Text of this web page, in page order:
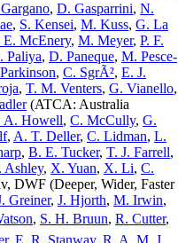
, D. Gasparrini, N.
, S. Kensei, M. Kuss, G. La
E. McEnery, M. Meyer, P. F.
Paliya, D. Paneque, M. Pesce-
, C. SgrÃ², E. J.
, T. M. Venters, G. Vianello,
(ATCA: Australia
A. Howell, C. McCully, G.
, A. T. Deller, C. Lidman, L.
, B. E. Tucker, T. J. Farrell,
Ashley, X. Yuan, X. Li, C.
DWF (Deeper, Wider, Faster
Greiner, J. Hjorth, M. Irwin,
, S. H. Bruun, R. Cutter,
, E. R. Stanway, R. A. M. J.